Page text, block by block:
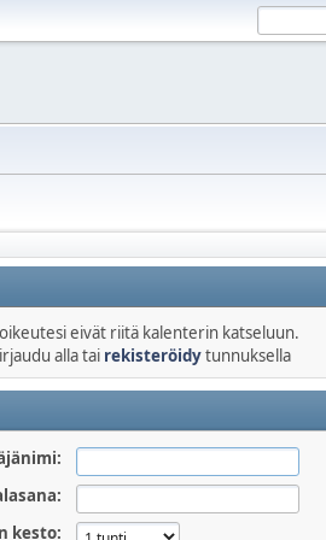
eivät riitä kalenterin katseluun.
alla tai rekisteröidytunnuksella
kesto: